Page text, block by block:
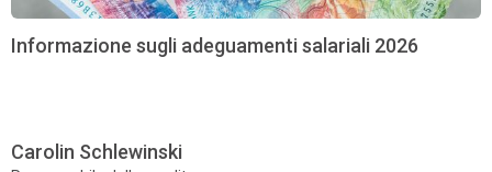
Informazione sugli adeguamenti salariali 2026
Carolin Schlewinski